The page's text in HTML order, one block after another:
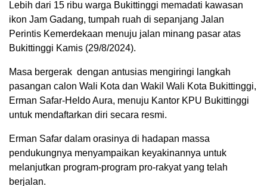
Lebih dari 15 ribu warga Bukittinggi memadati kawasan
ikon Jam Gadang, tumpah ruah di sepanjang Jalan
Perintis Kemerdekaan menuju jalan minang pasar atas
Bukittinggi Kamis (29/8/2024).
Masa bergerak dengan antusias mengiringi langkah
pasangan calon Wali Kota dan Wakil Wali Kota Bukittinggi,
Erman Safar-Heldo Aura, menuju Kantor KPU Bukittinggi
untuk mendaftarkan diri secara resmi.
Erman Safar dalam orasinya di hadapan massa
pendukungnya menyampaikan keyakinannya untuk
melanjutkan program-program pro-rakyat yang telah
berjalan.